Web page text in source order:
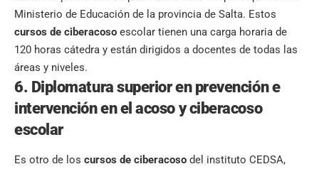
Ministerio de Educación de la provincia de Salta. Estos
cursos de ciberacoso escolar tienen una carga horaria de
120 horas cátedra y están dirigidos a docentes de todas las
áreas y niveles.
6. Diplomatura superior en prevención e
intervención en el acoso y ciberacoso
escolar
Es otro de los cursos de ciberacoso del instituto CEDSA,